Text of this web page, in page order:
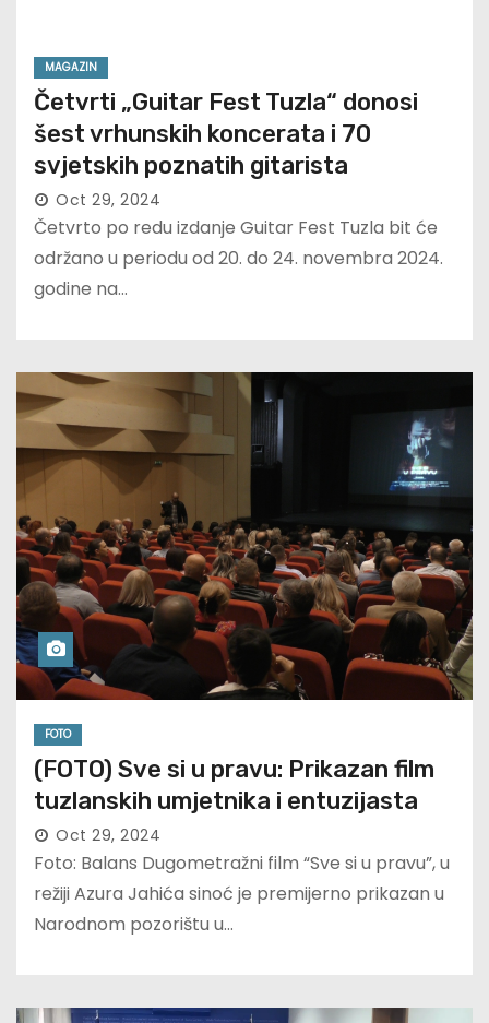
MAGAZIN
Četvrti „Guitar Fest Tuzla“ donosi
šest vrhunskih koncerata i 70
svjetskih poznatih gitarista
Oct 29, 2024
Četvrto po redu izdanje Guitar Fest Tuzla bit će
održano u periodu od 20. do 24. novembra 2024.
godine na…
FOTO
(FOTO) Sve si u pravu: Prikazan film
tuzlanskih umjetnika i entuzijasta
Oct 29, 2024
Foto: Balans Dugometražni film “Sve si u pravu”, u
režiji Azura Jahića sinoć je premijerno prikazan u
Narodnom pozorištu u…